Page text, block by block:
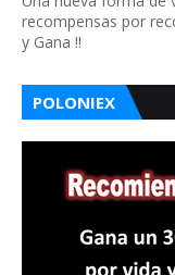
recompensas por
y Gana !!
POLONIEX